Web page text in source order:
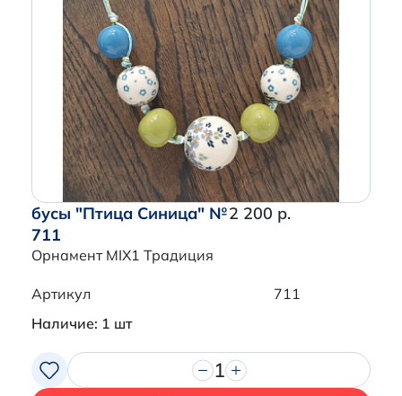
бусы "Птица Синица" №
711
Орнамент MIX1 Традиция
2 200 р.
Артикул
711
Наличие: 1 шт
1